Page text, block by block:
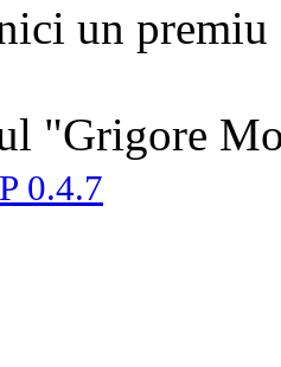
un premiu
"Grigore
0.4.7